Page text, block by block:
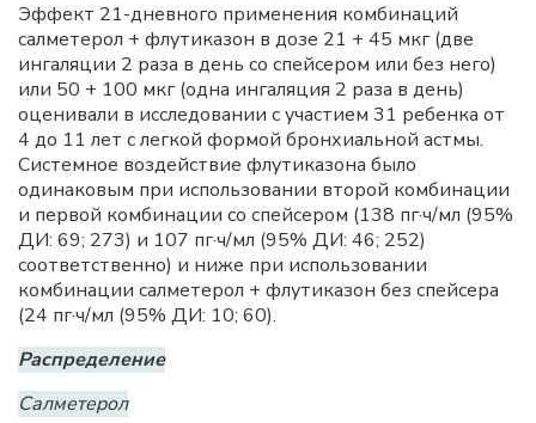
Эффект 21-дневного применения комбинаций
салметерол + флутиказон в дозе 21 + 45 мкг (две
ингаляции 2 раза в день со спейсером или без него)
или 50 + 100 мкг (одна ингаляция 2 раза в день)
оценивали в исследовании с участием 31 ребенка от
4 до 11 лет с легкой формой бронхиальной астмы.
Системное воздействие флутиказона было
одинаковым при использовании второй комбинации
и первой комбинации со спейсером (138 пг·ч/мл (95%
ДИ: 69; 273) и 107 пг·ч/мл (95% ДИ: 46; 252)
соответственно) и ниже при использовании
комбинации салметерол + флутиказон без спейсера
(24 пг·ч/мл (95% ДИ: 10; 60).
Распределение
Салметерол